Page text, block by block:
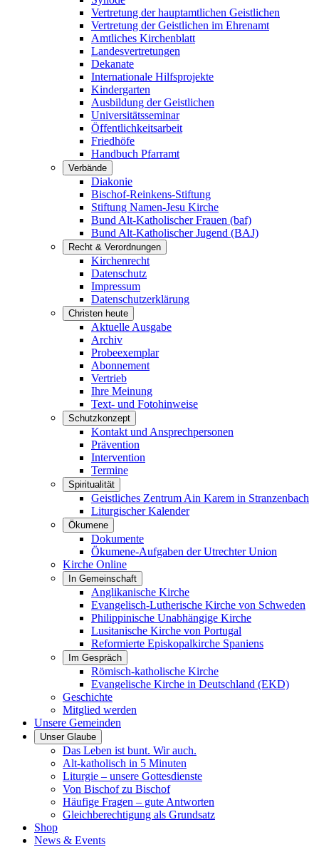
Vertretung der hauptamtlichen Geistlichen
Vertretung der Geistlichen im Ehrenamt
Amtliches Kirchenblatt
Landesvertretungen
Dekanate
Internationale Hilfsprojekte
Kindergarten
Ausbildung der Geistlichen
Universitätsseminar
Öffentlichkeitsarbeit
Friedhöfe
Handbuch Pfarramt
Verbände
Diakonie
Bischof-Reinkens-Stiftung
Stiftung Namen-Jesu Kirche
Bund Alt-Katholischer Frauen (baf)
Bund Alt-Katholischer Jugend (BAJ)
Recht & Verordnungen
Kirchenrecht
Datenschutz
Impressum
Datenschutzerklärung
Christen heute
Aktuelle Ausgabe
Archiv
Probeexemplar
Abonnement
Vertrieb
Ihre Meinung
Text- und Fotohinweise
Schutzkonzept
Kontakt und Ansprechpersonen
Prävention
Intervention
Termine
Spiritualität
Geistliches Zentrum Ain Karem in Stranzenbach
Liturgischer Kalender
Ökumene
Dokumente
Ökumene-Aufgaben der Utrechter Union
Kirche Online
In Gemeinschaft
Anglikanische Kirche
Evangelisch-Lutherische Kirche von Schweden
Philippinische Unabhängige Kirche
Lusitanische Kirche von Portugal
Reformierte Episkopalkirche Spaniens
Im Gespräch
Römisch-katholische Kirche
Evangelische Kirche in Deutschland (EKD)
Geschichte
Mitglied werden
Unsere Gemeinden
Unser Glaube
Das Leben ist bunt. Wir auch.
Alt-katholisch in 5 Minuten
Liturgie – unsere Gottesdienste
Von Bischof zu Bischof
Häufige Fragen – gute Antworten
Gleichberechtigung als Grundsatz
Shop
News & Events